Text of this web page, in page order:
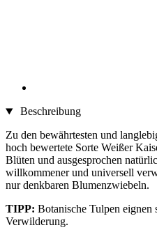
Beschreibung
Zu den bewährtesten und
hoch bewertete Sorte Weißer
Blüten und ausgesprochen
willkommener und universell
nur denkbaren Blumenzwiebeln.
TIPP: Botanische Tulpen eignen
Verwilderung.